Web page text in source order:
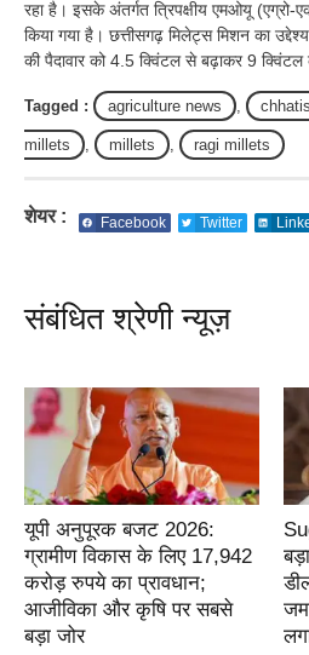
रहा है। इसके अंतर्गत त्रिपक्षीय एमओयू (एग्रो-
किया गया है। छत्तीसगढ़ मिलेट्स मिशन का
की पैदावार को 4.5 क्विंटल से बढ़ाकर 9
Tagged : agriculture news
millets millets ragi millets
शेयर : Facebook Twitter
संबंधित श्रेणी न्यूज़
यूपी अनुपूरक बजट 2026:
ग्रामीण विकास के लिए 17,942
करोड़ रुपये का प्रावधान;
आजीविका और कृषि पर सबसे
बड़ा जोर